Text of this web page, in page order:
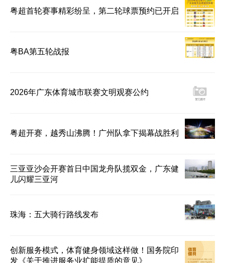
粤超首轮赛事精彩纷呈，第二轮球票预约已开启
粤BA第五轮战报
2026年广东体育城市联赛文明观赛公约
粤超开赛，越秀山沸腾！广州队拿下揭幕战胜利
三亚亚沙会开赛首日中国龙舟队揽双金，广东健
儿闪耀三亚河
珠海：五大骑行路线发布
创新服务模式，体育健身领域这样做！国务院印
发《关于推进服务业扩能提质的意见》